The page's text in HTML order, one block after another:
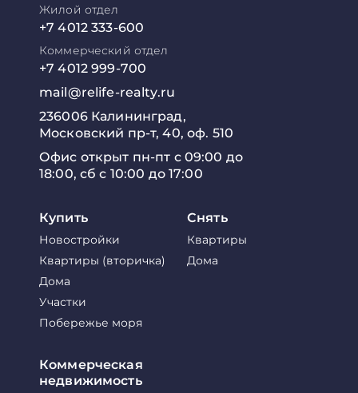
Жилой отдел
+7 4012 333-600
Коммерческий отдел
+7 4012 999-700
mail@relife-realty.ru
236006 Калининград,
Московский пр-т, 40, оф. 510
Офис открыт пн-пт с 09:00 до
18:00, сб с 10:00 до 17:00
Купить
Новостройки
Квартиры (вторичка)
Дома
Участки
Побережье моря
Снять
Квартиры
Дома
Коммерческая
недвижимость